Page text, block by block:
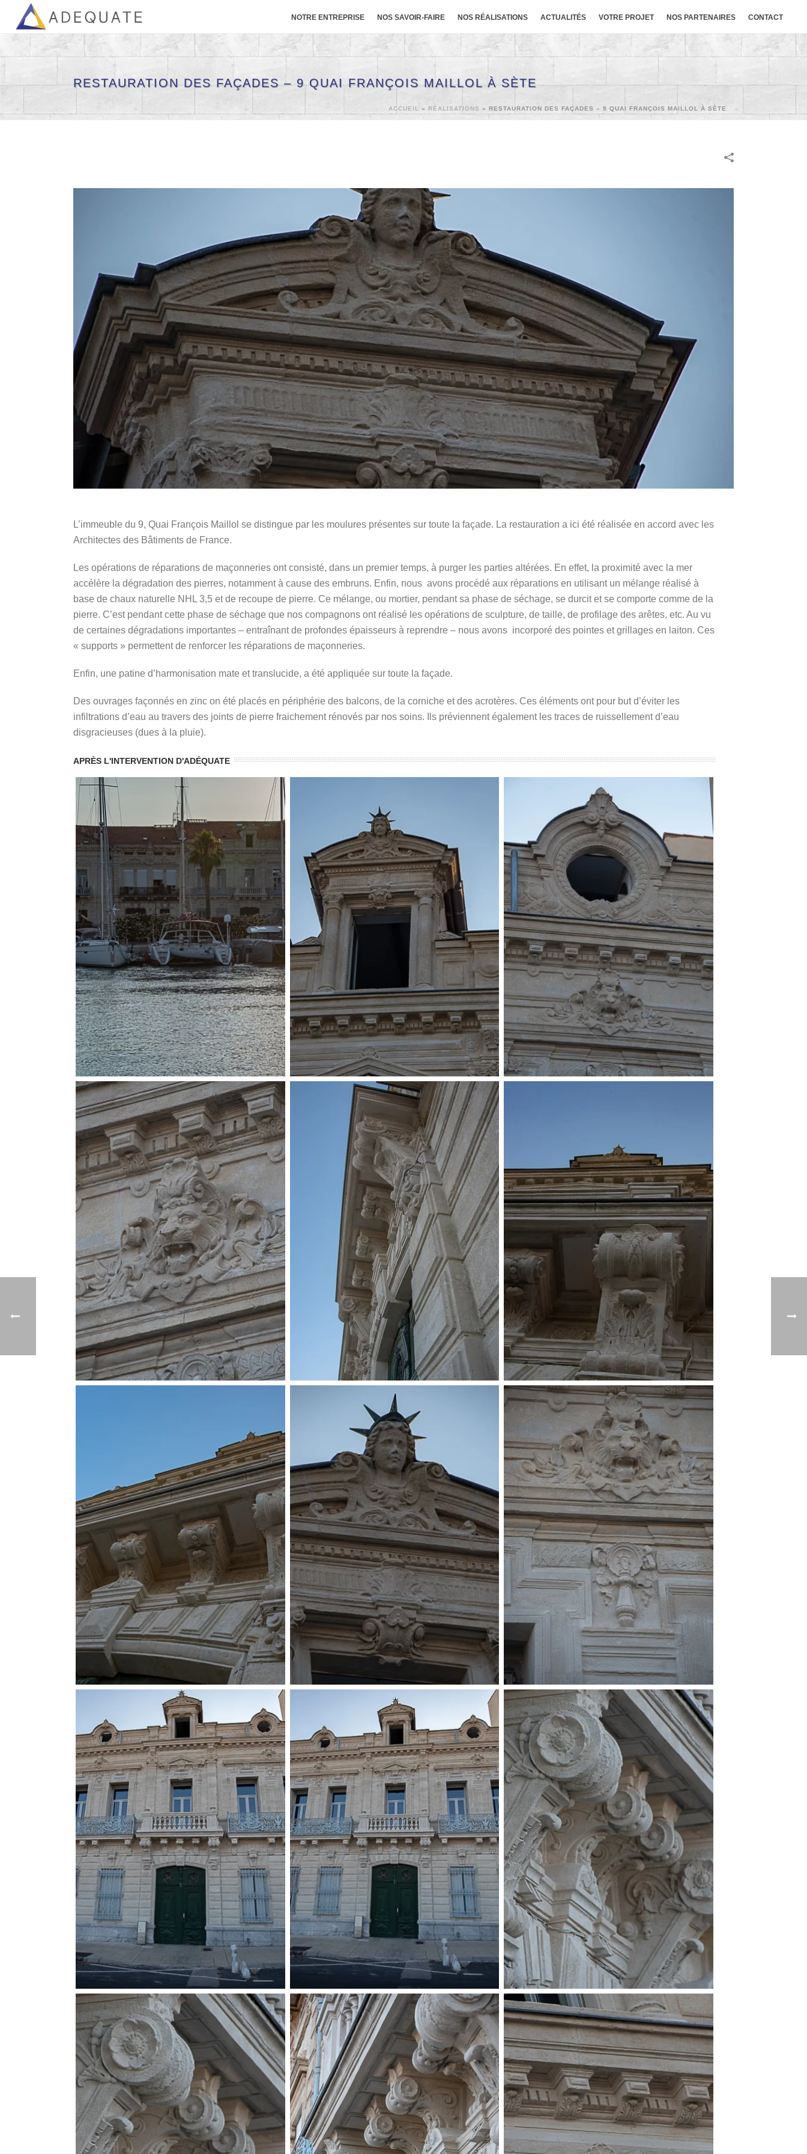
NOTRE ENTREPRISE NOS SAVOIR-FAIRE NOS RÉALISATIONS ACTUALITÉS VOTRE PROJET NOS PARTENAIRES CONTACT
RESTAURATION DES FAÇADES – 9 QUAI FRANÇOIS MAILLOL À SÈTE
ACCUEIL » RÉALISATIONS » RESTAURATION DES FAÇADES – 9 QUAI FRANÇOIS MAILLOL À SÈTE
L’immeuble du 9, Quai François Maillol se distingue par les moulures présentes sur toute la façade. La restauration a ici été réalisée en accord avec les
Architectes des Bâtiments de France.
Les opérations de réparations de maçonneries ont consisté, dans un premier temps, à purger les parties altérées. En effet, la proximité avec la mer
accélère la dégradation des pierres, notamment à cause des embruns. Enfin, nous avons procédé aux réparations en utilisant un mélange réalisé à
base de chaux naturelle NHL 3,5 et de recoupe de pierre. Ce mélange, ou mortier, pendant sa phase de séchage, se durcit et se comporte comme de la
pierre. C’est pendant cette phase de séchage que nos compagnons ont réalisé les opérations de sculpture, de taille, de profilage des arêtes, etc. Au vu
de certaines dégradations importantes – entraînant de profondes épaisseurs à reprendre – nous avons incorporé des pointes et grillages en laiton. Ces
« supports » permettent de renforcer les réparations de maçonneries.
Enfin, une patine d’harmonisation mate et translucide, a été appliquée sur toute la façade.
Des ouvrages façonnés en zinc on été placés en périphérie des balcons, de la corniche et des acrotères. Ces éléments ont pour but d’éviter les
infiltrations d’eau au travers des joints de pierre fraichement rénovés par nos soins. Ils préviennent également les traces de ruissellement d’eau
disgracieuses (dues à la pluie).
APRÈS L'INTERVENTION D'ADÉQUATE